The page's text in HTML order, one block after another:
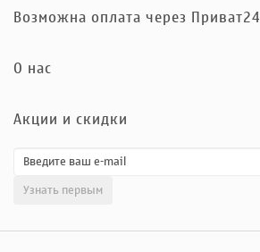
Возможна оплата через Приват24
O нас
Акции и скидки